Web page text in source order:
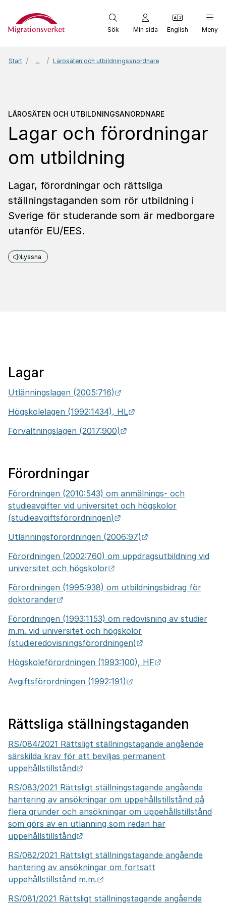
Start
Sök Min sida English Meny
Start ... Lärosäten och utbildningsanordnare
Lärosäten och
LÄROSÄTEN OCH UTBILDNINGSANORDNARE
Lagar och förordningar
om utbildning
Lagar, förordningar och rättsliga
ställningstaganden som rör utbildning i
Sverige för studerande som är medborgare
utanför EU/EES.
Lyssna
Lagar
Utlänningslagen (2005:716)
Högskolelagen (1992:1434), HL
Förvaltningslagen (2017:900)
Förordningar
Förordningen (2010:543) om anmälnings- och
studieavgifter vid universitet och högskolor
(studieavgiftsförordningen)
Utlänningsförordningen (2006:97)
Förordningen (2002:760) om uppdragsutbildning vid
universitet och högskolor
Förordningen (1995:938) om utbildningsbidrag för
doktorander
Förordningen (1993:1153) om redovisning av studier
m.m. vid universitet och högskolor
(studieredovisningsförordningen)
Högskoleförordningen (1993:100), HF
Avgiftsförordningen (1992:191)
Rättsliga ställningstaganden
RS/084/2021 Rättsligt ställningstagande angående
särskilda krav för att beviljas permanent
uppehållstillstånd
RS/083/2021 Rättsligt ställningstagande angående
hantering av ansökningar om uppehållstillstånd på
flera grunder och ansökningar om uppehållstillstånd
som görs av en utlänning som redan har
uppehållstillstånd
RS/082/2021 Rättsligt ställningstagande angående
hantering av ansökningar om fortsatt
uppehållstillstånd m.m.
RS/081/2021 Rättsligt ställningstagande angående